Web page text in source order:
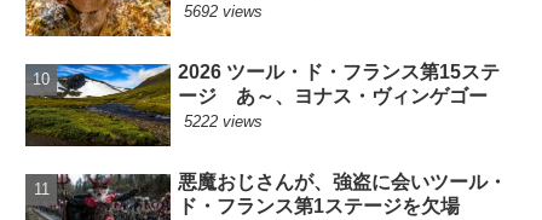
5692 views
2026 ツール・ド・フランス第15ステ
ージ あ～、ヨナス・ヴィンゲゴー
5222 views
悪魔おじさんが、強盗に会いツール・
ド・フランス第1ステージを欠場